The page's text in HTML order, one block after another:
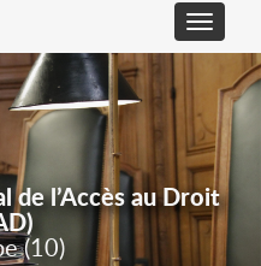
de l’Accès au Droit
(10)